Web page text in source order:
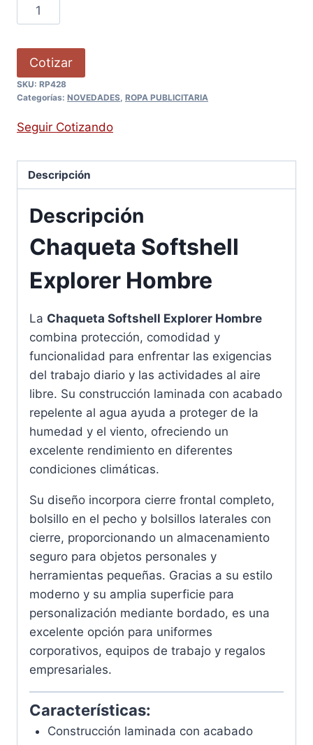
Cotizar
SKU: RP428
Categorías: NOVEDADES, ROPA PUBLICITARIA
Seguir Cotizando
Descripción
Descripción
Chaqueta Softshell
Explorer Hombre
La Chaqueta Softshell Explorer Hombre
combina protección, comodidad y
funcionalidad para enfrentar las exigencias
del trabajo diario y las actividades al aire
libre. Su construcción laminada con acabado
repelente al agua ayuda a proteger de la
humedad y el viento, ofreciendo un
excelente rendimiento en diferentes
condiciones climáticas.
Su diseño incorpora cierre frontal completo,
bolsillo en el pecho y bolsillos laterales con
cierre, proporcionando un almacenamiento
seguro para objetos personales y
herramientas pequeñas. Gracias a su estilo
moderno y su amplia superficie para
personalización mediante bordado, es una
excelente opción para uniformes
corporativos, equipos de trabajo y regalos
empresariales.
Características:
Construcción laminada con acabado